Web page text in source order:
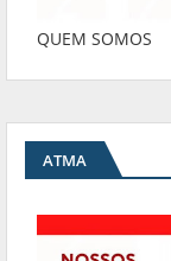
QUEM SOMOS
ATMA